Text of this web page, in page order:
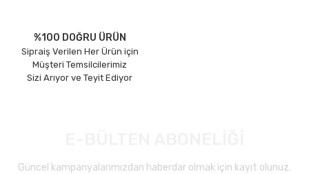
%100 DOĞRU ÜRÜN
Sipraiş Verilen Her Ürün için
Müşteri Temsilcilerimiz
Sizi Arıyor ve Teyit Ediyor
Güncel kampanyalarımızdan haberdar olmak için kayıt olunuz.